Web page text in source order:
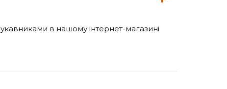
в нашому інтернет-магазині